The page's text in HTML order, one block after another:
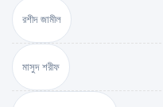
রশীদ জামীল
মাসুদ শরীফ